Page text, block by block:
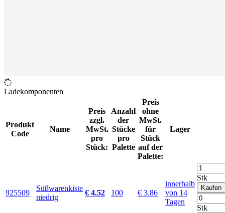
Ladekomponenten
Produkt
Code
Name
Preis
zzgl.
MwSt.
pro
Stück:
Anzahl
der
Stücke
pro
Palette
Preis
ohne
MwSt.
für
Stück
auf der
Palette:
Lager
925509
Süßwarenkiste
niedrig
€ 4.52 100 € 3.86
innerhalb
von 14
Tagen
Stk
Kaufen
Stk